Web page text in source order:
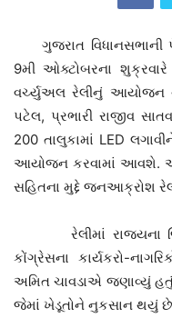
ગુજરાત વિધાનસભાની
9મી ઓક્ટોબરના
વર્ચ્યુઅલ રેલીનું
પટેલ, પ્રભારી રાજીવ
200 તાલુકામાં LED
આયોજન કરવામાં આવશે. આ
સહિતના મુદ્દે જનઆક્રોશ
રેલીમાં રાજ્યના
કોંગ્રેસના કાર્યકરો-
અમિત ચાવડાએ જણાવ્યું
જેમાં ખેડૂતોને નુકસાન થયું છે.